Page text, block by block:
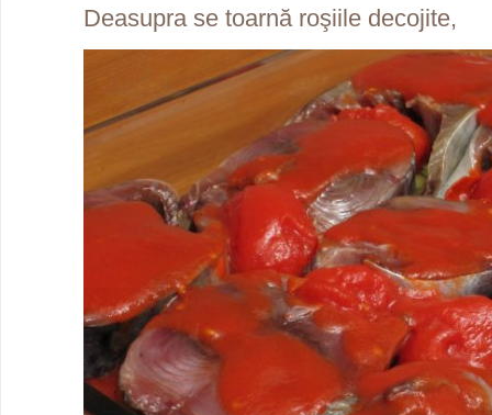
Deasupra se toarnă roşiile decojite,